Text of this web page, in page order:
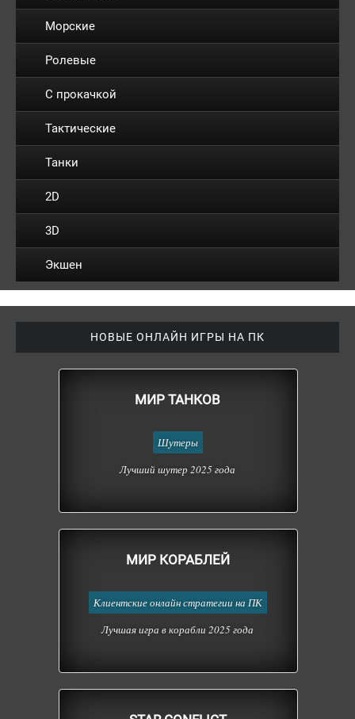
Морские
Ролевые
С прокачкой
Тактические
Танки
2D
3D
Экшен
НОВЫЕ ОНЛАЙН ИГРЫ НА ПК
МИР ТАНКОВ
Шутеры
Лучший шутер 2025 года
МИР КОРАБЛЕЙ
Клиентские онлайн стратегии на ПК
Лучшая игра в корабли 2025 года